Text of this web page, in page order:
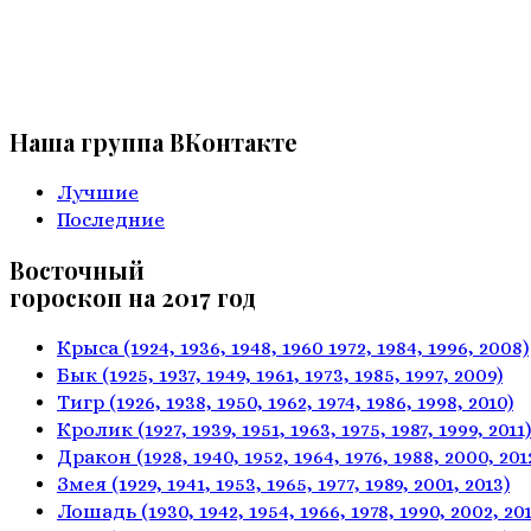
Наша группа ВКонтакте
Лучшие
Последние
Восточный
гороскоп на 2017 год
Крыса (1924, 1936, 1948, 1960 1972, 1984, 1996, 2008)
Бык (1925, 1937, 1949, 1961, 1973, 1985, 1997, 2009)
Тигр (1926, 1938, 1950, 1962, 1974, 1986, 1998, 2010)
Кролик (1927, 1939, 1951, 1963, 1975, 1987, 1999, 2011)
Дракон (1928, 1940, 1952, 1964, 1976, 1988, 2000,
Змея (1929, 1941, 1953, 1965, 1977, 1989, 2001, 2013)
Лошадь (1930, 1942, 1954, 1966, 1978, 1990, 2002,